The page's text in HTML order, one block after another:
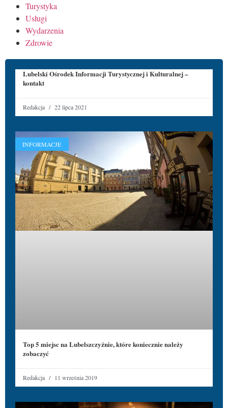
Turystyka
Usługi
Wydarzenia
Zdrowie
Lubelski Ośrodek Informacji Turystycznej i Kulturalnej –
kontakt
Redakcja 22 lipca 2021
INFORMACJE
Top 5 miejsc na Lubelszczyźnie, które koniecznie należy
zobaczyć
Redakcja 11 września 2019